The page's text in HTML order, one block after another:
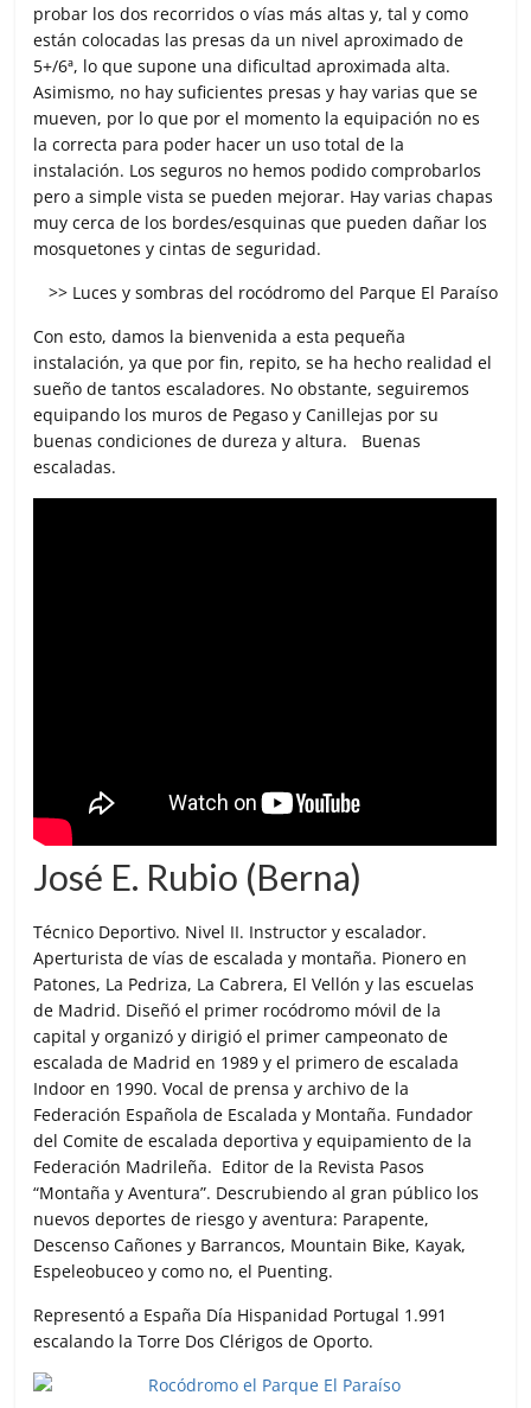
probar los dos recorridos o vías más altas y, tal y como
están colocadas las presas da un nivel aproximado de
5+/6ª, lo que supone una dificultad aproximada alta.
Asimismo, no hay suficientes presas y hay varias que se
mueven, por lo que por el momento la equipación no es
la correcta para poder hacer un uso total de la
instalación. Los seguros no hemos podido comprobarlos
pero a simple vista se pueden mejorar. Hay varias chapas
muy cerca de los bordes/esquinas que pueden dañar los
mosquetones y cintas de seguridad.
>> Luces y sombras del rocódromo del Parque El Paraíso
Con esto, damos la bienvenida a esta pequeña
instalación, ya que por fin, repito, se ha hecho realidad el
sueño de tantos escaladores. No obstante, seguiremos
equipando los muros de Pegaso y Canillejas por su
buenas condiciones de dureza y altura. Buenas
escaladas.
José E. Rubio (Berna)
Técnico Deportivo. Nivel II. Instructor y escalador.
Aperturista de vías de escalada y montaña. Pionero en
Patones, La Pedriza, La Cabrera, El Vellón y las escuelas
de Madrid. Diseñó el primer rocódromo móvil de la
capital y organizó y dirigió el primer campeonato de
escalada de Madrid en 1989 y el primero de escalada
Indoor en 1990. Vocal de prensa y archivo de la
Federación Española de Escalada y Montaña. Fundador
del Comite de escalada deportiva y equipamiento de la
Federación Madrileña. Editor de la Revista Pasos
“Montaña y Aventura”. Descrubiendo al gran público los
nuevos deportes de riesgo y aventura: Parapente,
Descenso Cañones y Barrancos, Mountain Bike, Kayak,
Espeleobuceo y como no, el Puenting.
Representó a España Día Hispanidad Portugal 1.991
escalando la Torre Dos Clérigos de Oporto.